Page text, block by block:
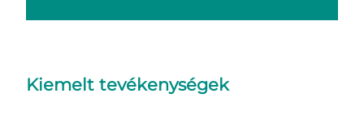
Kiemelt tevékenységek